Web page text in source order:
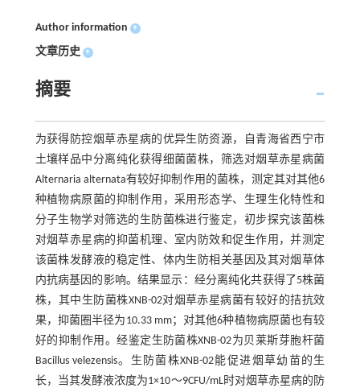
Author information +
文章历史 +
摘要
为获得防控烟草赤星病的优异生防资源，自青海省西宁市
土壤样品中分离纯化获得细菌菌株，筛选对烟草赤星病菌
Alternaria alternata有较好抑制作用的菌株，测定其对其他6
种植物病原菌的抑制作用，采用形态学、生理生化特性和
分子生物学对筛选的生防菌株进行鉴定，初步探究该菌株
对烟草赤星病的抑菌机理、室内防效和促生作用，并测定
该菌株发酵液的稳定性、体内生防相关基因及其对烟草体
内抗病基因的影响。结果显示：经分离纯化共获得了5株菌
株，其中生防菌株XNB-02对烟草赤星病菌有较好的拮抗效
果，抑菌圈半径为10.33 mm；对其他6种植物病原菌也有较
好的抑制作用。经鉴定生防菌株XNB-02为贝莱斯芽胞杆菌
Bacillus velezensis。生防菌株XNB-02能促进烟草幼苗的生
长，当其发酵液浓度为1×10～9CFU/mL时对烟草赤星病的防